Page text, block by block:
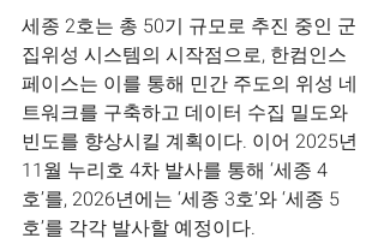
세종 2호는 총 50기 규모로 추진 중인 군
집위성 시스템의 시작점으로, 한컴인스
페이스는 이를 통해 민간 주도의 위성 네
트워크를 구축하고 데이터 수집 밀도와
빈도를 향상시킬 계획이다. 이어 2025년
11월 누리호 4차 발사를 통해 ‘세종 4
호’를, 2026년에는 ‘세종 3호’와 ‘세종 5
호’를 각각 발사할 예정이다.